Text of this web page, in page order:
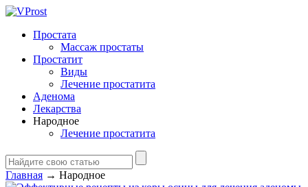
Простата
Массаж простаты
Простатит
Виды
Лечение простатита
Аденома
Лекарства
Народное
Лечение простатита
Главная → Народное